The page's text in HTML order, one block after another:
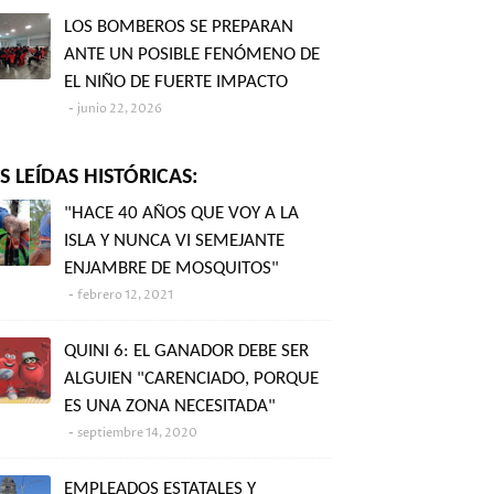
LOS BOMBEROS SE PREPARAN
ANTE UN POSIBLE FENÓMENO DE
EL NIÑO DE FUERTE IMPACTO
junio 22, 2026
LEÍDAS HISTÓRICAS:
"HACE 40 AÑOS QUE VOY A LA
ISLA Y NUNCA VI SEMEJANTE
ENJAMBRE DE MOSQUITOS"
febrero 12, 2021
QUINI 6: EL GANADOR DEBE SER
ALGUIEN "CARENCIADO, PORQUE
ES UNA ZONA NECESITADA"
septiembre 14, 2020
EMPLEADOS ESTATALES Y